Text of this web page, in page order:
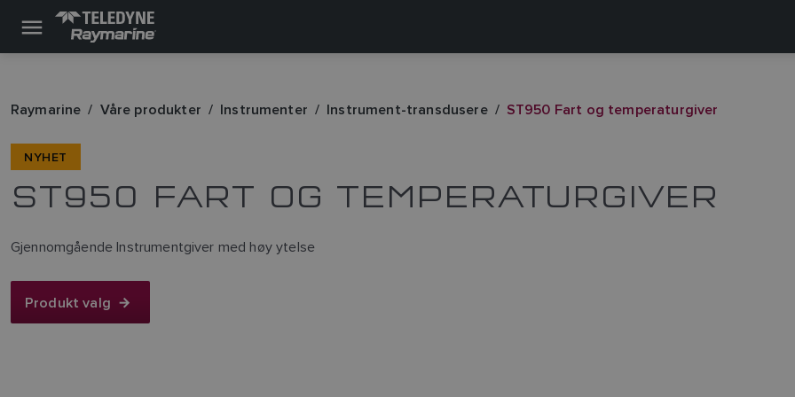
Raymarine Våre produkter Instrumenter Instrument-transdusere ST950 Fart og temperaturgiver
NYHET
ST950 FART OG TEMPERATURGIVER
Gjennomgående Instrumentgiver med høy ytelse
Produkt valg